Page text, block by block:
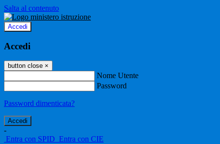
Salta al contenuto
Accedi
Accedi
button close ×
Nome Utente
Password
Password dimenticata?
-
Entra con SPID Entra con CIE